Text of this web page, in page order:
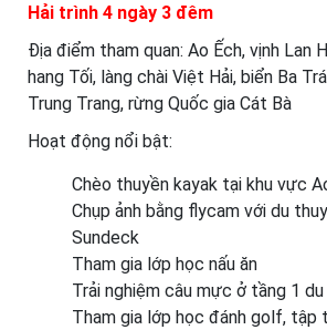
Hải trình 4 ngày 3 đêm
Địa điểm tham quan: Ao Ếch, vịnh Lan
hang Tối, làng chài Việt Hải, biển Ba
Trung Trang, rừng Quốc gia Cát Bà
Hoạt động nổi bật:
Chèo thuyền kayak tại khu vực
Chụp ảnh bằng flycam với du
Sundeck
Tham gia lớp học nấu ăn
Trải nghiệm câu mực ở tầng 1
Tham gia lớp học đánh golf, tập